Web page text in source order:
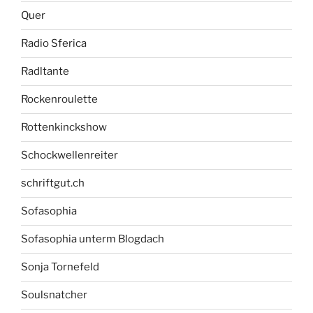
Quer
Radio Sferica
Radltante
Rockenroulette
Rottenkinckshow
Schockwellenreiter
schriftgut.ch
Sofasophia
Sofasophia unterm Blogdach
Sonja Tornefeld
Soulsnatcher